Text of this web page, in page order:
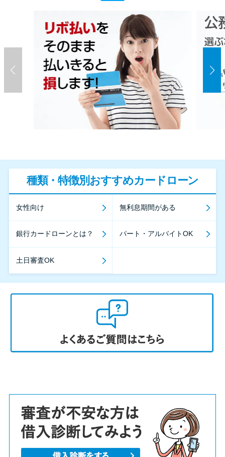
種類・特徴別おすすめカードローン
女性向け 無利息期間がある
銀行カードローンとは？ パート・アルバイトOK
土日審査OK